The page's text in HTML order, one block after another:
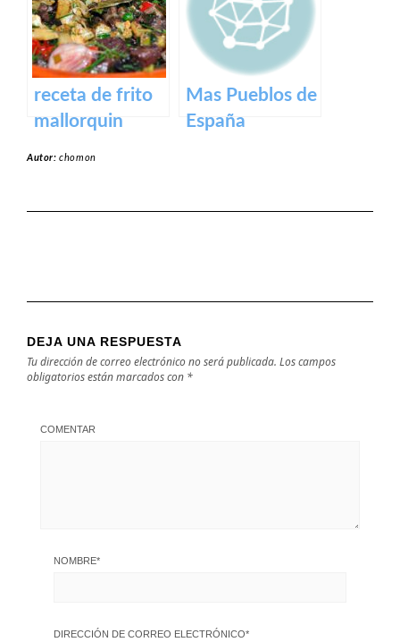
receta de frito
mallorquin
Mas Pueblos de
España
Autor:chomon
DEJA UNA RESPUESTA
Tu dirección de correo electrónico no será publicada. Los campos
obligatorios están marcados con *
COMENTAR
NOMBRE*
DIRECCIÓN DE CORREO ELECTRÓNICO*